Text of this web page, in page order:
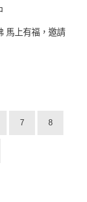
馬上有福，邀請
7 8